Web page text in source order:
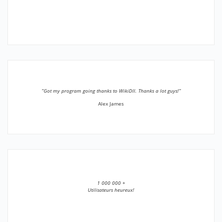
”Got my program going thanks to WikiDll. Thanks a lot guys!”
Alex James
1 000 000 +
Utilisateurs heureux!